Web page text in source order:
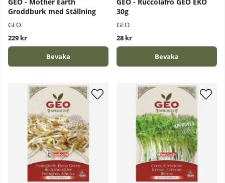
Groddburk med Ställning
GEO
229 kr
Bevaka
30g
GEO
28 kr
Bevaka